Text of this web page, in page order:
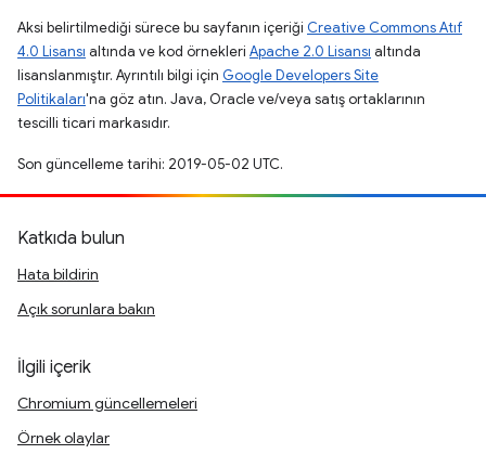
Aksi belirtilmediği sürece bu sayfanın içeriği Creative Commons Atıf
4.0 Lisansı altında ve kod örnekleri Apache 2.0 Lisansı altında
lisanslanmıştır. Ayrıntılı bilgi için Google Developers Site
Politikaları'na göz atın. Java, Oracle ve/veya satış ortaklarının
tescilli ticari markasıdır.
Son güncelleme tarihi: 2019-05-02 UTC.
Katkıda bulun
Hata bildirin
Açık sorunlara bakın
İlgili içerik
Chromium güncellemeleri
Örnek olaylar